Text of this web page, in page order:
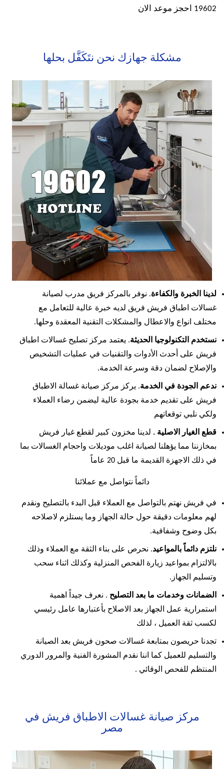
19602 احجز موعد الان
مشكلة جهازك نحن نتَكَفَّل بحلها
لدينا الخبرة والكفاءة. نوفر بالمركز فريق مدرب لصيانة
غسالات اطباق فريش فريق لديه خبرة عالية للتعامل مع
مختلف انواع والاعطال والمشكلات التقنية المعقدة وحلها.
نستخدم التكنولوجيا الحديثة. يعتمد مركز تصليح غسالات اطباق
فريش على أحدث الأدوات والتقنيات في عمليات التشخيص
والإصلاح لضمان دقة وسرعة الخدمة.
ندعم الجودة في الخدمة. يركز مركز صيانة غسالة الاطباق
فريش على تقديم خدمة بجودة عالية ليضمن رضاء العملاء
ولكي نلبي توقعاتهم
قطع الغيار الاصلية . لدينا مخزون كبير لقطع غيار فريش
بمخازننا مما يؤهلنا لصيانة اغلب موديلات واحجام الغسالات بما
في ذلك الاجهزة القديمة ما قبل 20 عاماً
دائماً نتواصل مع عملائنا
في فريش نهتم بالتواصل مع العملاء قبل البدء بالتصليح ونقدم
لهم معلومات دقيقة حول حالة الجهاز وما يستلزم لاصلاحه
بكل وضوح وشفافية.
نلتزم دائماً بالمواعيد. نحرص على بناء الثقة مع العملاء وذلك
بالالتزام بمواعيد زيارة الفحص المنزلية وكذلك اثناء سحب
وتسليم الجهاز.
الضمانات وخدمات ما بعد التصليح . نعرف جيداً اهمية
استمرارية عمل الجهاز بعد الاصلاح بأعتبارها عامل رئيسي
لكسب ثقة العميل ، لذلك
تجدنا حريصون بمتابعة غسالات صحون فريش بعد الصيانة
والتسليم للعميل كما اننا نقدم المشورة الفنية والمرور الدوري
المنتظم للفحص الوقائي .
مركز صيانة غسالات الاطباق فريش في
مصر